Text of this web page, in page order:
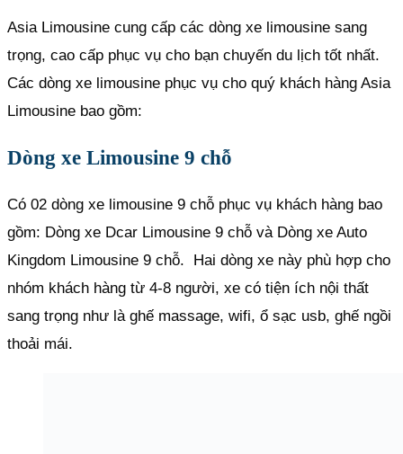
Asia Limousine ​cung cấp các dòng xe limousine sang
trọng, cao cấp phục vụ cho bạn chuyến du lịch tốt nhất.
Các dòng xe limousine phục vụ cho quý khách hàng Asia
Limousine bao gồm:
Dòng xe Limousine 9 chỗ
Có 02 dòng xe limousine 9 chỗ phục vụ khách hàng bao
gồm: Dòng xe Dcar Limousine 9 chỗ và Dòng xe Auto
Kingdom Limousine 9 chỗ. Hai dòng xe này phù hợp cho
nhóm khách hàng từ 4-8 người, xe có tiện ích nội thất
sang trọng như là ghế massage, wifi, ổ sạc usb, ghế ngồi
thoải mái.